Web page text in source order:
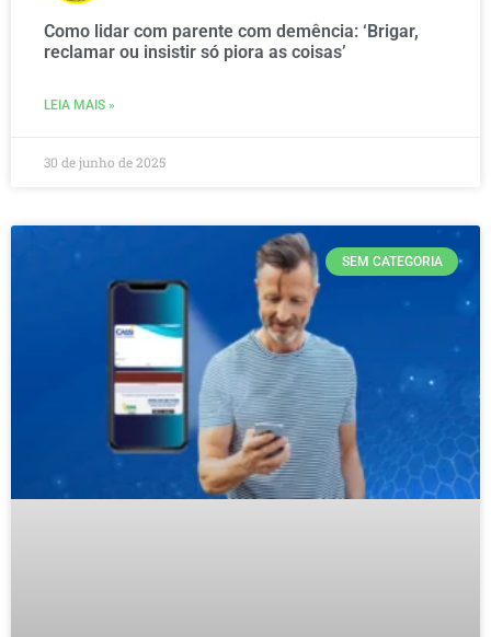
Como lidar com parente com demência: ‘Brigar,
reclamar ou insistir só piora as coisas’
LEIA MAIS »
30 de junho de 2025
SEM CATEGORIA